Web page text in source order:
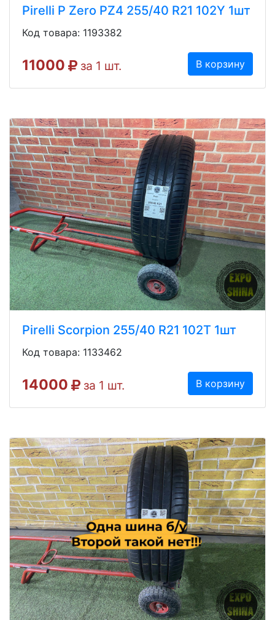
Pirelli P Zero PZ4 255/40 R21 102Y 1шт
Код товара: 1193382
11000 за 1 шт. В корзину
Pirelli Scorpion 255/40 R21 102T 1шт
Код товара: 1133462
14000 за 1 шт. В корзину